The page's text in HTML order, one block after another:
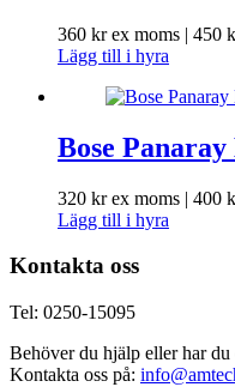
360 krex moms | 450
Lägg till i hyra
Bose
320 krex moms | 400
Lägg till i hyra
Kontakta oss
Tel: 0250-15095
Behöver du hjälp eller har du
Kontakta oss på: